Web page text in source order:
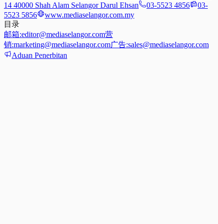
14 40000 Shah Alam Selangor Darul Ehsan
03-5523 4856
03-
5523 5856
www.mediaselangor.com.my
目录
邮箱:editor@mediaselangor.com营
销:marketing@mediaselangor.com广告:sales@mediaselangor.com
Aduan Penerbitan